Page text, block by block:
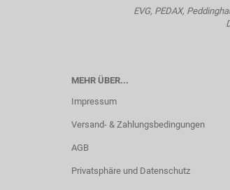
EVG, PEDAX,
MEHR ÜBER...
Impressum
Versand- & Zahlungsbedingungen
AGB
Privatsphäre und Datenschutz